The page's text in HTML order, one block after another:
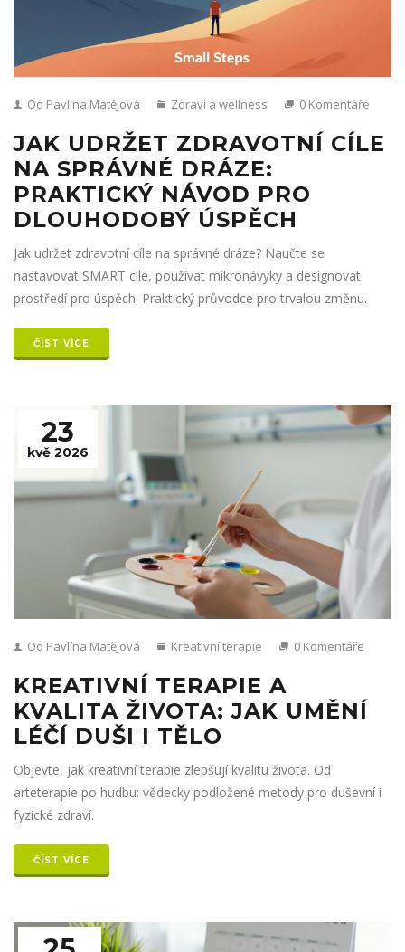
Od Pavlína Matějová Zdraví a wellness 0 Komentáře
JAK UDRŽET ZDRAVOTNÍ CÍLE
NA SPRÁVNÉ DRÁZE:
PRAKTICKÝ NÁVOD PRO
DLOUHODOBÝ ÚSPĚCH
Jak udržet zdravotní cíle na správné dráze? Naučte se
nastavovat SMART cíle, používat mikronávyky a designovat
prostředí pro úspěch. Praktický průvodce pro trvalou změnu.
ČÍST VÍCE
23
kvě 2026
Od Pavlína Matějová Kreativní terapie 0 Komentáře
KREATIVNÍ TERAPIE A
KVALITA ŽIVOTA: JAK UMĚNÍ
LÉČÍ DUŠI I TĚLO
Objevte, jak kreativní terapie zlepšují kvalitu života. Od
arteterapie po hudbu: vědecky podložené metody pro duševní i
fyzické zdraví.
ČÍST VÍCE